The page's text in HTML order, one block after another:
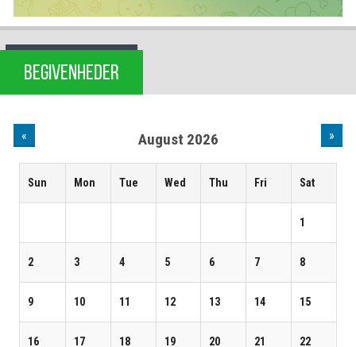
BEGIVENHEDER
« August 2026 »
Sun Mon Tue Wed Thu Fri Sat
1
2 3 4 5 6 7 8
9 10 11 12 13 14 15
16 17 18 19 20 21 22